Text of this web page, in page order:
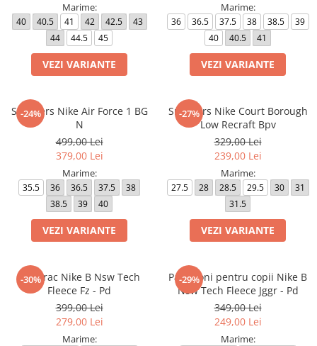
Marime:
40 40.5 41 42 42.5
43
44
44.5 45
VEZI VARIANTE
Marime:
36 36.5 37.5 38 38.5
39
40
40.5 41
VEZI VARIANTE
-24%
Sneakers Nike Air Force 1 BG
N
499,00 Lei
379,00 Lei
Marime:
35.5 36 36.5 37.5
38
38.5
39 40
VEZI VARIANTE
-27%
Sneakers Nike Court Borough
Low Recraft Bpv
329,00 Lei
239,00 Lei
Marime:
27.5 28 28.5 29.5 30
31
31.5
VEZI VARIANTE
-30%
Hanorac Nike B Nsw Tech
Fleece Fz - Pd
399,00 Lei
279,00 Lei
Marime:
-29%
Pantaloni pentru copii Nike B
Nsw Tech Fleece Jggr - Pd
349,00 Lei
249,00 Lei
Marime: